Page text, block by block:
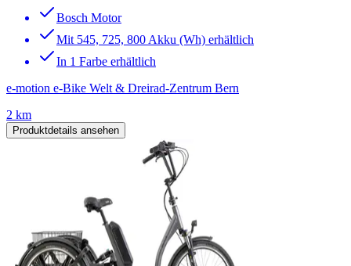
Bosch Motor
Mit 545, 725, 800 Akku (Wh) erhältlich
In 1 Farbe erhältlich
e-motion e-Bike Welt & Dreirad-Zentrum Bern
2 km
Produktdetails ansehen